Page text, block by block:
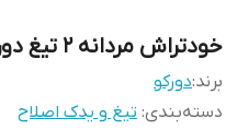
خودتراش مردانه 2 تیغ دورکو بسته 5 عددی
برند:دورکو
دسته‌بندی: تیغ و یدک اصلاح